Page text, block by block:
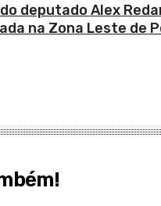
deputado Alex
na Zona Leste de